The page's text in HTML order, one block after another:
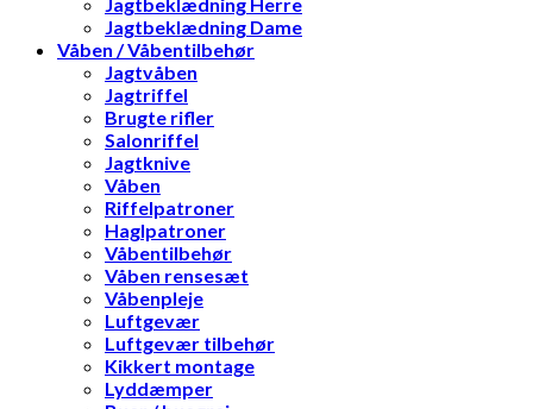
Jagtbeklædning Herre
Jagtbeklædning Dame
Våben / Våbentilbehør
Jagtvåben
Jagtriffel
Brugte rifler
Salonriffel
Jagtknive
Våben
Riffelpatroner
Haglpatroner
Våbentilbehør
Våben rensesæt
Våbenpleje
Luftgevær
Luftgevær tilbehør
Kikkert montage
Lyddæmper